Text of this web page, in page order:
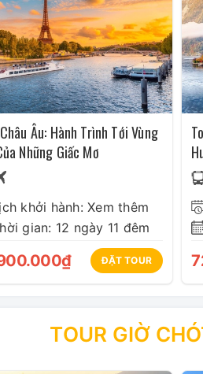
mang quốc tịch nước ngoài.
ngày kết thúc Tour
vui lòng đi làm bị trú bổ xung
Và thanh toán nốt số
phù hợp nhưng vẫn đảm bảo
thể thay đổi đến ngày cuối
Âu: Hành Trình Tới Vùng
Những Giấc Mơ
khởi hành: Xem thêm
gian: 12 ngày 11 đêm
ĐẶT TOUR
TOUR GIỜ